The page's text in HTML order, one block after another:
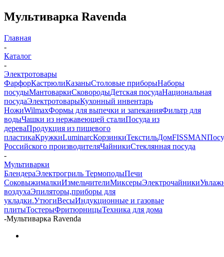
Мультиварка Ravenda
Главная
-
Каталог
-
Электротовары
ФарфорКастрюлиКазаныСтоловые приборыНаборы
посудыМантоваркиСковородыДетская посудаНациональная
посудаЭлектротоварыКухонный инвентарь
НожиWilmaxФормы для выпечки и запеканияФильтр для
водыЧашки из нержавеющей сталиПосуда из
дереваПродукция из пищевого
пластикаКружкиLuminarcКорзинкиТекстильДомFISSMAN
Российского производителяЧайникиСтеклянная посуда
-
Мультиварки
БлендераЭлектрогриль ТермоподыПечи
СоковыжималкиИзмельчителиМиксерыЭлектрочайники
воздухаЭпиляторы,приборы для
укладки.УтюгиВесыИндукционные и газовые
плитыТостерыФритюрницыТехника для дома
-Мультиварка Ravenda